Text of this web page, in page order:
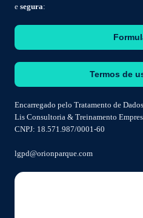
e segura:
Termos de
Encarregado pelo Tratamento de
Lis Consultoria & Treinamento
CNPJ: 18.571.987/0001-60
lgpd@orionparque.com